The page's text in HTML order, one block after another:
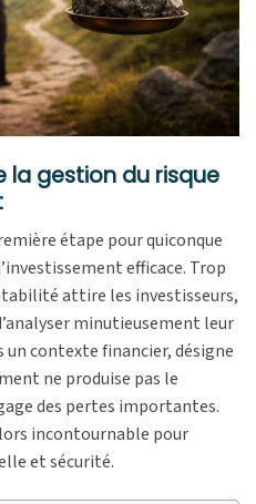
la gestion du risque
étape pour quiconque
efficace. Trop
attire les investisseurs,
minutieusement leur
un contexte financier, désigne
ne produise pas le
des pertes importantes.
incontournable pour
et sécurité.